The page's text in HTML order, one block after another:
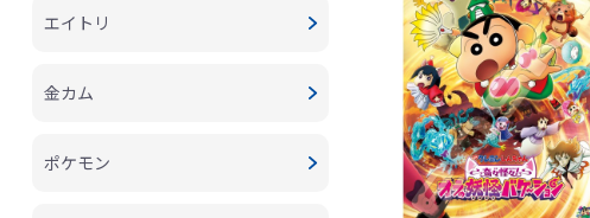
エイトリ
金カム
ポケモン